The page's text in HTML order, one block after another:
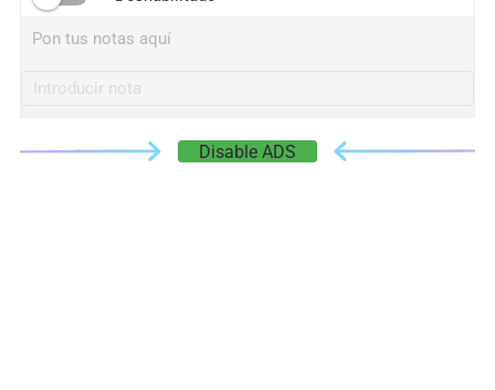
Pon tus notas aquí
Disable ADS